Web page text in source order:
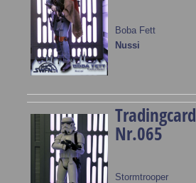
Boba Fett
Nussi
Tradingcard
Nr.065
Stormtrooper